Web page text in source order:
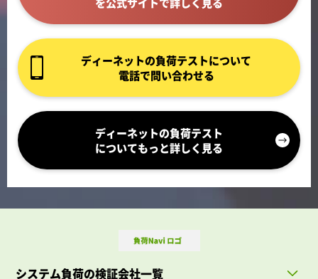
ディーネットの負荷テストについて
電話で問い合わせる
ディーネットの負荷テスト
についてもっと詳しく見る
システム負荷の検証会社一覧